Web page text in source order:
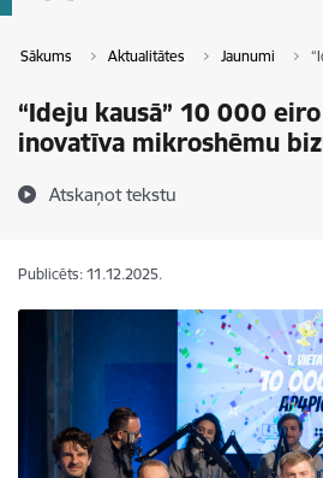
Sākums Aktualitātes Jaunumi
“Ideju kausā” 10 000
inovatīva mikroshēmu
Atskaņot tekstu
Publicēts: 11.12.2025.